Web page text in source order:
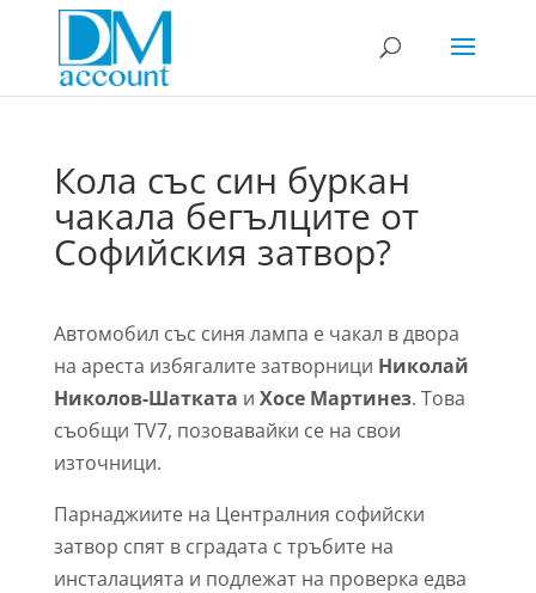
Кола със син буркан
чакала бегълците от
Софийския затвор?
Автомобил със синя лампа е чакал в двора
на ареста избягалите затворници Николай
Николов-Шатката и Хосе Мартинез. Това
съобщи TV7, позовавайки се на свои
източници.
Парнаджиите на Централния софийски
затвор спят в сградата с тръбите на
инсталацията и подлежат на проверка едва